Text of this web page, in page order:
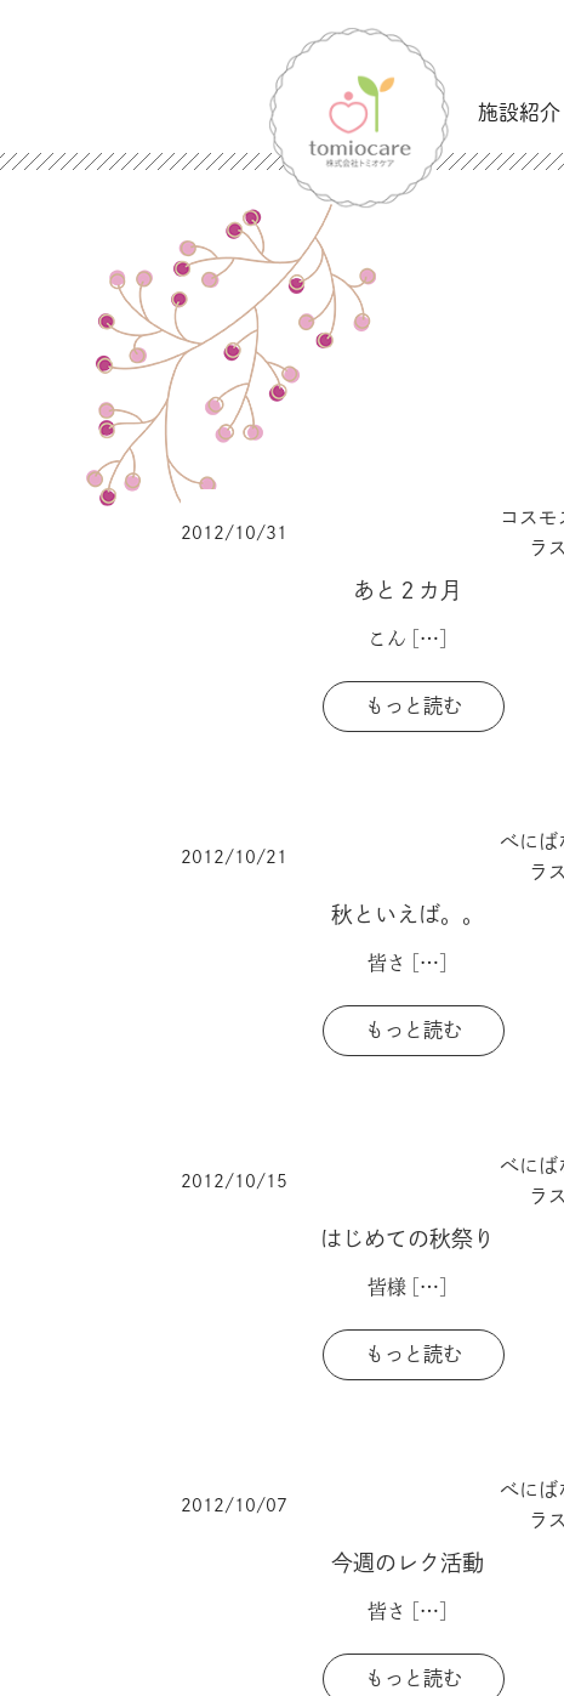
施設紹介
2012/10/31
コスモ
ラス
あと２カ月
こん […]
もっと読む
2012/10/21
べにば
ラス
秋といえば。。
皆さ […]
もっと読む
2012/10/15
べにば
ラス
はじめての秋祭り
皆様 […]
もっと読む
2012/10/07
べにば
ラス
今週のレク活動
皆さ […]
もっと読む